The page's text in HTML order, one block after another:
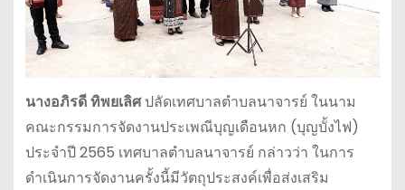
นางอภิรดี ทิพยเลิศปลัดเทศบาลตำบลนาจารย์ ในนาม
คณะกรรมการจัดงานประเพณีบุญเดือนหก (บุญบั้งไฟ)
ประจำปี 2565 เทศบาลตำบลนาจารย์ กล่าวว่า ในการ
ดำเนินการจัดงานครั้งนี้มีวัตถุประสงค์เพื่อส่งเสริม